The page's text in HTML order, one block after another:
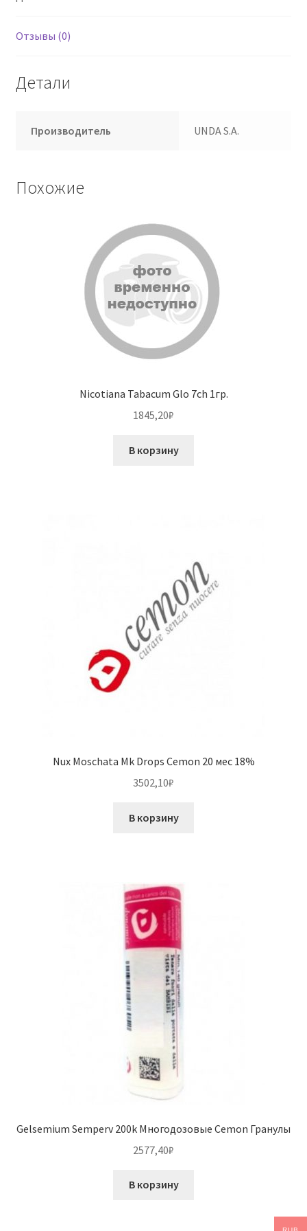
Отзывы (0)
Детали
Производитель UNDA S.A.
Похожие
Nicotiana Tabacum Glo 7ch 1гр.
1845,20₽
В корзину
Nux Moschata Mk Drops Cemon 20 мес 18%
3502,10₽
В корзину
Gelsemium Semperv 200k Многодозовые Cemon Гранулы
2577,40₽
В корзину